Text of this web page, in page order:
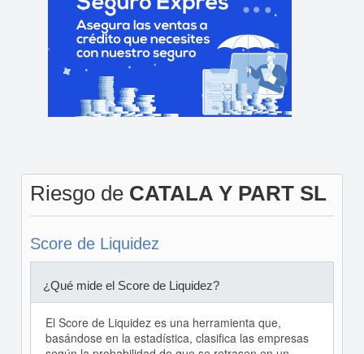
Riesgo de CATALA Y PART SL
Score de Liquidez
¿Qué mide el Score de Liquidez?
El Score de Liquidez es una herramienta que,
basándose en la estadística, clasifica las empresas